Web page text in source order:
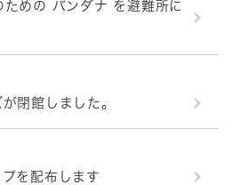
めの バンダナ を避難所に
閉館しました。
を配布します